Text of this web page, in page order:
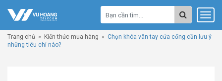
Trang chủ » Kiến thức mua hàng » Chọn khóa vân tay cửa cổng cần lưu ý
những tiêu chí nào?